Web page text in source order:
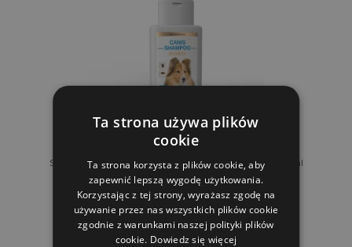
Szampon przeciwpasożytniczy dla psów Cannis 200ml
26.34 zl
Ta strona używa plików
cookie
Ta strona korzysta z plików cookie, aby
zapewnić lepszą wygodę użytkowania.
Korzystając z tej strony, wyrażasz zgodę na
używanie przez nas wszystkich plików cookie
zgodnie z warunkami naszej polityki plików
cookie. Dowiedz się więcej